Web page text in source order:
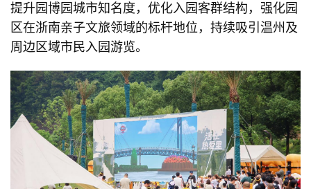
提升园博园城市知名度，优化入园客群结构，强化园
区在浙南亲子文旅领域的标杆地位，持续吸引温州及
周边区域市民入园游览。